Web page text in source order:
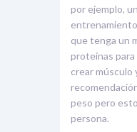
por ejemplo,
que tenga un
proteínas para
crear músculo
peso pero
persona.